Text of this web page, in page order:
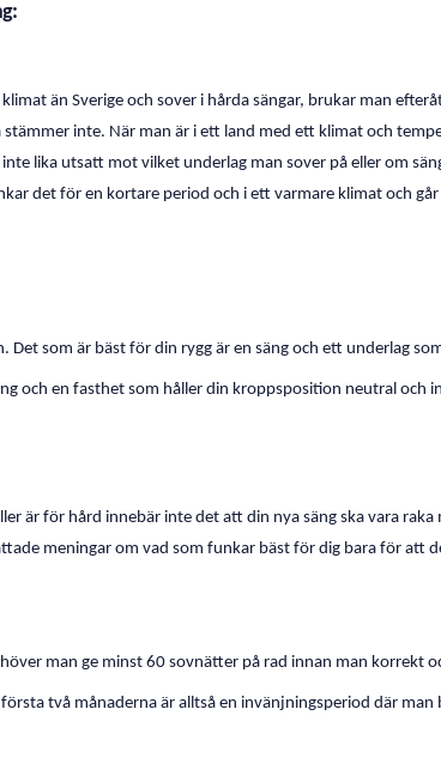
än Sverige och sover i hårda sängar, brukar man
inte. När man är i ett land med ett klimat och
lika utsatt mot vilket underlag man sover på eller om
det för en kortare period och i ett varmare klimat och
Det som är bäst för din rygg är en säng och ett underlag
och en fasthet som håller din kroppsposition neutral och
är för hård innebär inte det att din nya säng ska vara
meningar om vad som funkar bäst för dig bara för att
man ge minst 60 sovnätter på rad innan man
två månaderna är alltså en invänjningsperiod där man